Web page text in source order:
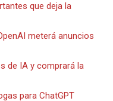
que deja la
meterá anuncios
de IA y comprará la
para ChatGPT